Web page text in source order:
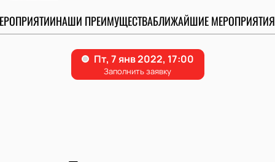
НАШИ ПРЕИМУЩЕСТВАБЛИЖАЙШИЕ МЕРОПРИЯТИЯ